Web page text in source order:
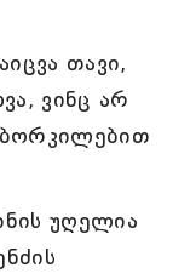
თავი,
ვინც არ
უღელია